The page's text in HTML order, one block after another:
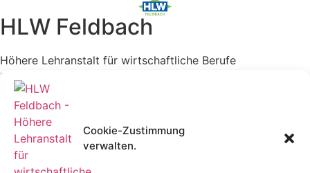
Cookie-Zustimmung
verwalten.
HLW Feldbach
Höhere Lehranstalt für wirtschaftliche Berufe
Pfarrgasse 6
8330 Feldbach
Tel: +43-5-0248-064
Mail: office@hlwfeldbach.at
Schulkennzahl: 623429